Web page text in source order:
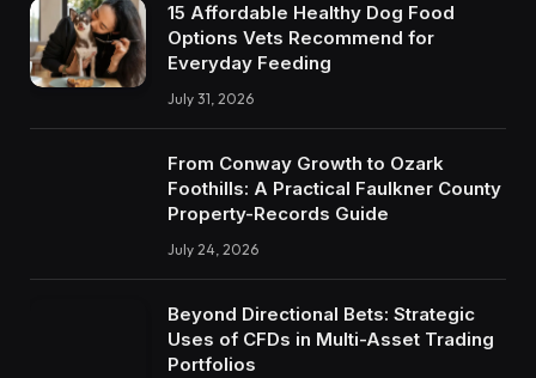
15 Affordable Healthy Dog Food
Options Vets Recommend for
Everyday Feeding
July 31, 2026
From Conway Growth to Ozark
Foothills: A Practical Faulkner County
Property-Records Guide
July 24, 2026
Beyond Directional Bets: Strategic
Uses of CFDs in Multi-Asset Trading
Portfolios